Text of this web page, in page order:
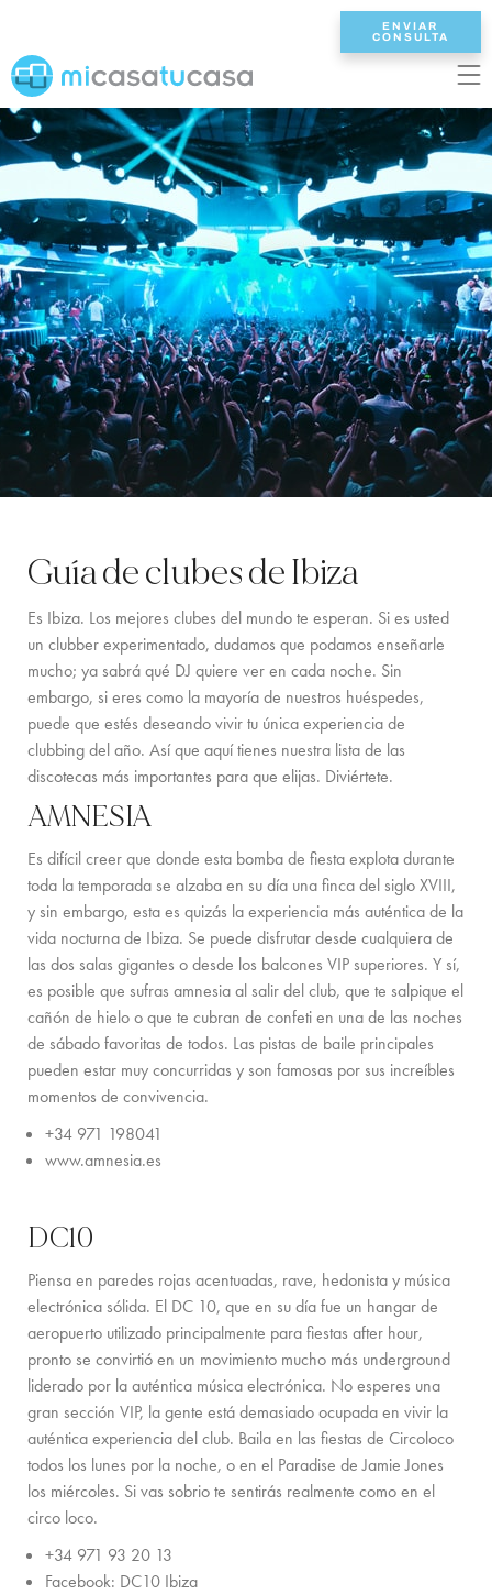
EN ES NL DE FR
INICIO
VILLAS
2/3 DORMITORIOS
4 DORMITORIOS
5 DORMITORIOS
6+ DORMITORIOS
TODAS VILLAS
COSTA OESTE
SANTA GERTRUDIS
SAN JOSÉ
SANTA EULALIA
IBIZA CIUDAD
INSPIRACIÓN
ALQUILER DE COCHES
FLOTA DE BARCOS DE ALQUILER
SERVICIOS PRIVADOS DE CHEF Y COCTELERÍA
EXPERIENCIAS PARA FAMILIA
CONCIERGE
GUÍA DE LA ISLA
NOTICIAS
NOSOTROS
PROPIETARIOS DE VILLAS
PARA TODA LA FAMILIA
SOSTENIBILIDAD
CONDICIONES DE RESERVA
SERVICES ON REQUEST
ENVIAR
CONSULTA
Guía de clubes de Ibiza
Es Ibiza. Los mejores clubes del mundo te esperan. Si es usted
un clubber experimentado, dudamos que podamos enseñarle
mucho; ya sabrá qué DJ quiere ver en cada noche. Sin
embargo, si eres como la mayoría de nuestros huéspedes,
puede que estés deseando vivir tu única experiencia de
clubbing del año. Así que aquí tienes nuestra lista de las
discotecas más importantes para que elijas. Diviértete.
AMNESIA
Es difícil creer que donde esta bomba de fiesta explota durante
toda la temporada se alzaba en su día una finca del siglo XVIII,
y sin embargo, esta es quizás la experiencia más auténtica de la
vida nocturna de Ibiza. Se puede disfrutar desde cualquiera de
las dos salas gigantes o desde los balcones VIP superiores. Y sí,
es posible que sufras amnesia al salir del club, que te salpique el
cañón de hielo o que te cubran de confeti en una de las noches
de sábado favoritas de todos. Las pistas de baile principales
pueden estar muy concurridas y son famosas por sus increíbles
momentos de convivencia.
+34 971 198041
www.amnesia.es
DC10
Piensa en paredes rojas acentuadas, rave, hedonista y música
electrónica sólida. El DC 10, que en su día fue un hangar de
aeropuerto utilizado principalmente para fiestas after hour,
pronto se convirtió en un movimiento mucho más underground
liderado por la auténtica música electrónica. No esperes una
gran sección VIP, la gente está demasiado ocupada en vivir la
auténtica experiencia del club. Baila en las fiestas de Circoloco
todos los lunes por la noche, o en el Paradise de Jamie Jones
los miércoles. Si vas sobrio te sentirás realmente como en el
circo loco.
+34 971 93 20 13
Facebook: DC10 Ibiza